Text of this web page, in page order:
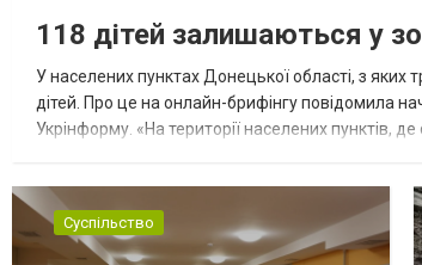
118 дітей залишаються у
У населених пунктах Донецької області, з
дітей. Про це на онлайн-брифінгу повідомила
Укрінформу. «На території населених пунктів,
Суспільство